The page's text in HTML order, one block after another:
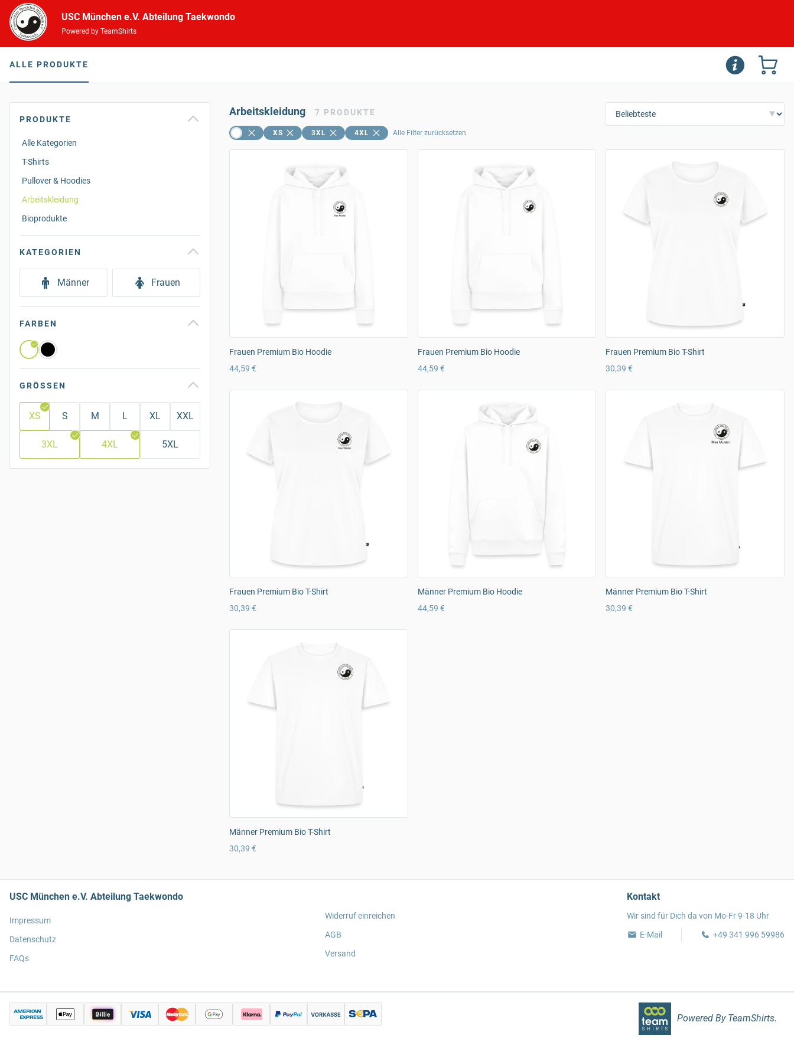
USC München e.V. Abteilung Taekwondo
Powered by TeamShirts
ALLE PRODUKTE
PRODUKTE
Alle Kategorien
T-Shirts
Pullover & Hoodies
Arbeitskleidung
Bioprodukte
KATEGORIEN
Männer Frauen
FARBEN
GRÖSSEN
XS S M L XL XXL
3XL 4XL 5XL
Arbeitskleidung 7 PRODUKTE
XS 3XL 4XL Alle Filter zurücksetzen
Frauen Premium Bio Hoodie
44,59 €
Frauen Premium Bio Hoodie
44,59 €
Frauen Premium Bio T-Shirt
30,39 €
Frauen Premium Bio T-Shirt
30,39 €
Männer Premium Bio Hoodie
44,59 €
Männer Premium Bio T-Shirt
30,39 €
Männer Premium Bio T-Shirt
30,39 €
USC München e.V. Abteilung Taekwondo
Impressum
Datenschutz
FAQs
Widerruf einreichen
AGB
Versand
Kontakt
Wir sind für Dich da von Mo-Fr 9-18 Uhr
E-Mail
+49 341 996 59986
Powered By TeamShirts.